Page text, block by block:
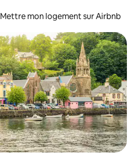
Mettre mon logement sur Airbnb